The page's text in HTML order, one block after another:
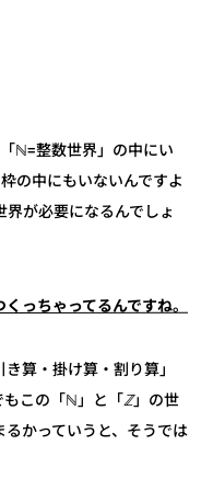
ℕ=整数世界」の中にい
の中にもいないんですよ
が必要になるんでしょ
っちゃってるんですね。
算・掛け算・割り算」
もこの「ℕ」と「ℤ」の世
かっていうと、そうでは